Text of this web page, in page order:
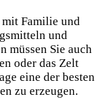
Familie und
und
müssen Sie auch
oder das Zelt
eine der besten
zu erzeugen.